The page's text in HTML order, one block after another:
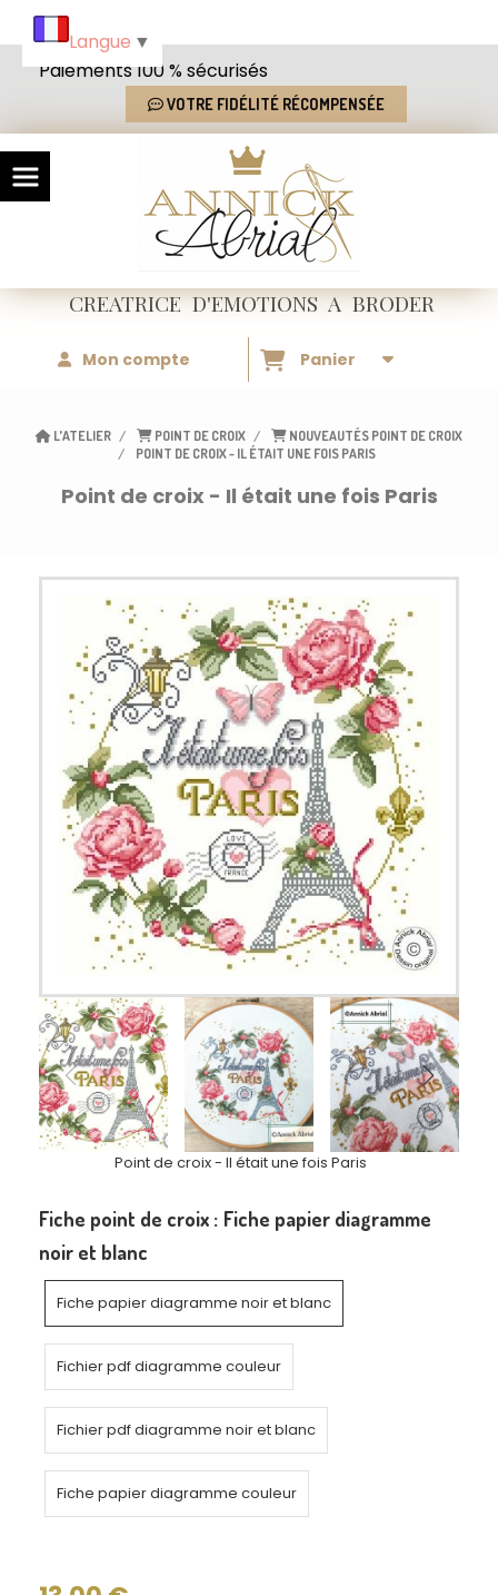
Paiements 100 % sécurisés
VOTRE FIDÉLITÉ RÉCOMPENSÉE
CREATRICED'EMOTIONSA BRODER
Mon compte Panier
L'ATELIER POINT DE CROIX
NOUVEAUTÉS POINT DE CROIX
POINT DE CROIX - IL ÉTAIT UNE FOIS PARIS
Point de croix - Il était une fois Paris
Point de croix - Il était une fois Paris
Fiche point de croix : Fiche papier diagramme
noir et blanc
Fiche papier diagramme noir et blanc
Fichier pdf diagramme couleur
Fichier pdf diagramme noir et blanc
Fiche papier diagramme couleur
Langue ▼